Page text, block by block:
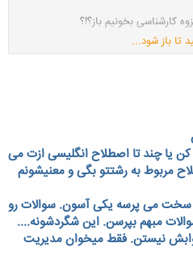
کارشناسی بخونیم باز؟!؟
دکتری بدین؟
تا باز شود...
یا چند تا اصطلاح انگلیسی ازت می
مربوط به رشتتو بگی و معنیشونم
می پرسه یکی آسون. سوالات رو
مبهم بپرسن. این شگردشونه....
نیستن. فقط میخوان مدیریت